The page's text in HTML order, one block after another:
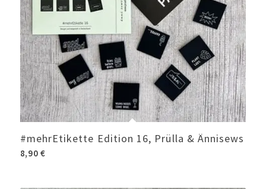
#mehrEtikette Edition 16, Prülla & Ännisews
8,90 €